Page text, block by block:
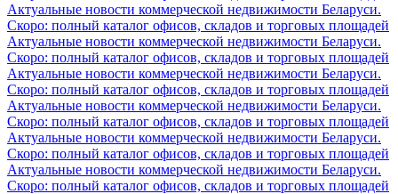
Актуальные новости коммерческой недвижимости Беларуси.
Скоро: полный каталог офисов, складов и торговых площадей
Актуальные новости коммерческой недвижимости Беларуси.
Скоро: полный каталог офисов, складов и торговых площадей
Актуальные новости коммерческой недвижимости Беларуси.
Скоро: полный каталог офисов, складов и торговых площадей
Актуальные новости коммерческой недвижимости Беларуси.
Скоро: полный каталог офисов, складов и торговых площадей
Актуальные новости коммерческой недвижимости Беларуси.
Скоро: полный каталог офисов, складов и торговых площадей
Актуальные новости коммерческой недвижимости Беларуси.
Скоро: полный каталог офисов, складов и торговых площадей